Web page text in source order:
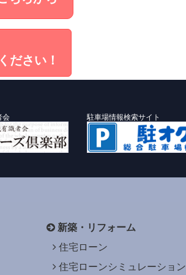
ださい！
会 駐車場情報検索サイト
新築・リフォーム
住宅ローン
住宅ローンシミュレーション